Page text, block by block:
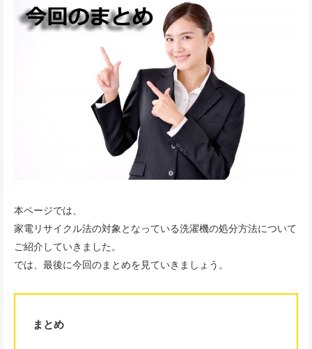
本ページでは、
家電リサイクル法の対象となっている洗濯機の処分方法について
ご紹介していきました。
では、最後に今回のまとめを見ていきましょう。
まとめ